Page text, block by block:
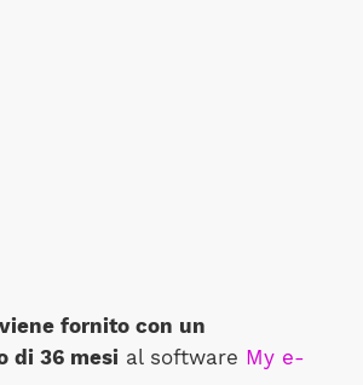
viene fornito con un
di 36 mesial software My e-